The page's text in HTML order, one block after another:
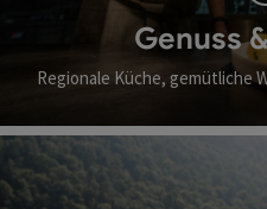
Genuss
Regionale Küche, gemütliche